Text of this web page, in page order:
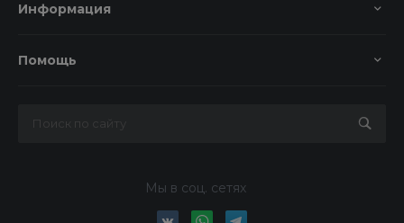
Информация
Помощь
Мы в соц. сетях